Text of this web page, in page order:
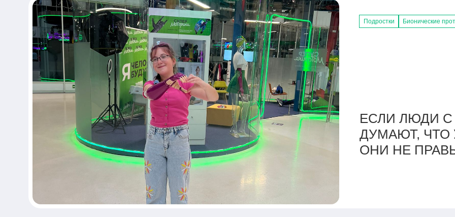
Подростки Бионические
ЕСЛИ ЛЮДИ
ДУМАЮТ, ЧТО
ОНИ НЕ
Взрослые Бионические
«КОНЕЧНО,
НО ВСЕ ЖЕ
ШАШЛЫКИ!»
Взрослые Бионические
«МОГУ
ЛЮДИ С
Взрослые Бионические
Подростки Тяговые протезы